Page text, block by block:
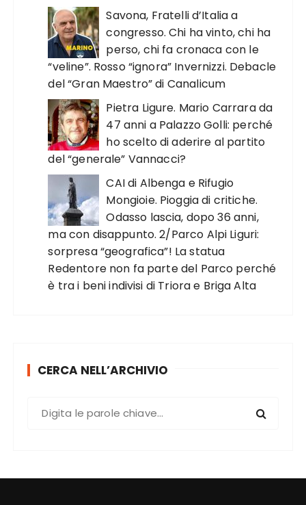
Savona, Fratelli d’Italia a
congresso. Chi ha vinto, chi ha
perso, chi fa cronaca con le
“veline”. Rosso “ignora” Invernizzi. Debacle
del “Gran Maestro” di Canalicum
Pietra Ligure. Mario Carrara da
47 anni a Palazzo Golli: perché
ho scelto di aderire al partito
del “generale” Vannacci?
CAI di Albenga e Rifugio
Mongioie. Pioggia di critiche.
Odasso lascia, dopo 36 anni,
ma con disappunto. 2/Parco Alpi Liguri:
sorpresa “geografica”! La statua
Redentore non fa parte del Parco perché
è tra i beni indivisi di Triora e Briga Alta
CERCA NELL’ARCHIVIO